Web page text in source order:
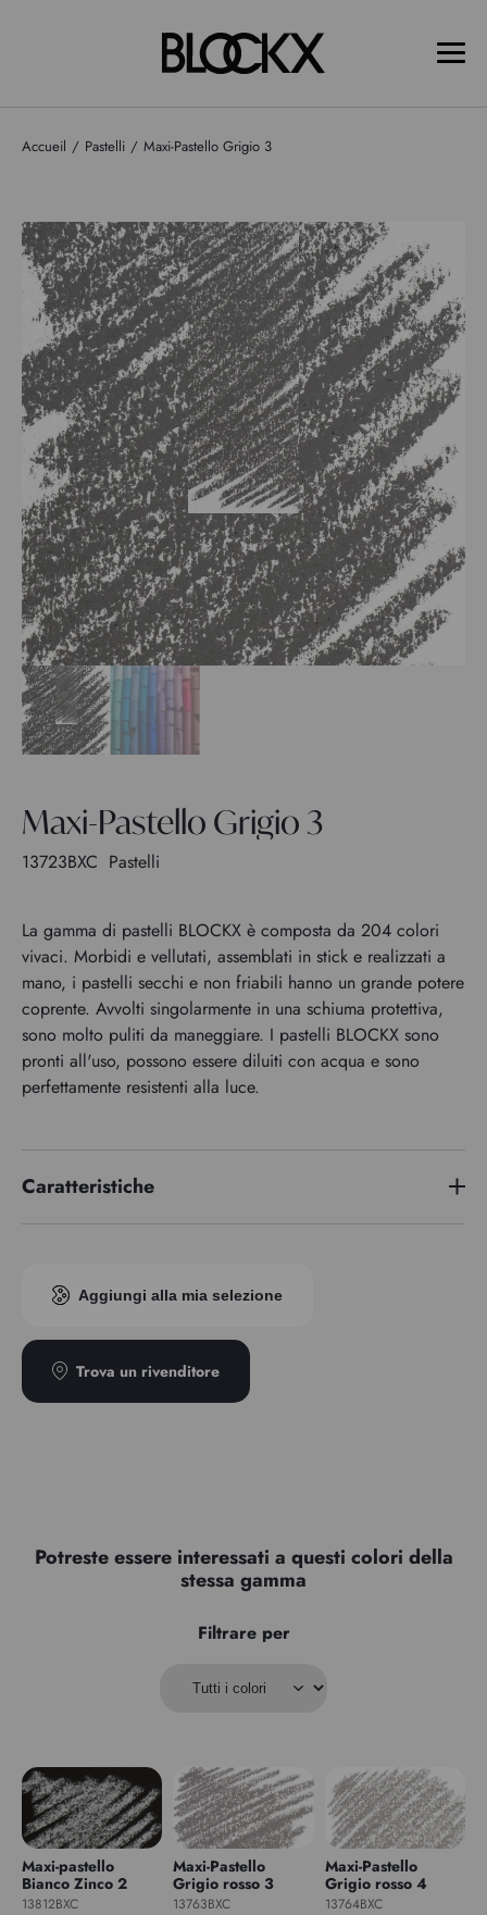
Accueil Pastelli Maxi-Pastello Grigio 3
Maxi-Pastello Grigio 3
13723BXC Pastelli
La gamma di pastelli BLOCKX è composta da 204 colori
vivaci. Morbidi e vellutati, assemblati in stick e realizzati a
mano, i pastelli secchi e non friabili hanno un grande potere
coprente. Avvolti singolarmente in una schiuma protettiva,
sono molto puliti da maneggiare. I pastelli BLOCKX sono
pronti all'uso, possono essere diluiti con acqua e sono
perfettamente resistenti alla luce.
Caratteristiche
Aggiungi alla mia selezione
Trova un rivenditore
Potreste essere interessati a questi colori della
stessa gamma
Filtrare per
Maxi-pastello
Bianco Zinco 2
13812BXC
Maxi-Pastello
Grigio rosso 3
13763BXC
Maxi-Pastello
Grigio rosso 4
13764BXC